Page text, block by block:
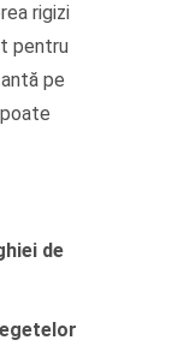
rigizi
pentru
pe
de